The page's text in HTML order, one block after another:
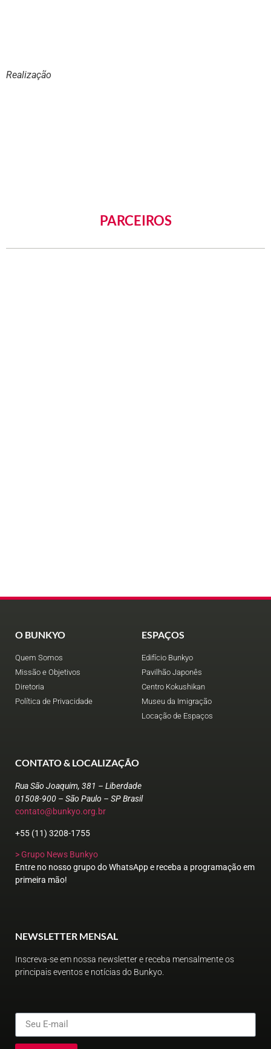
Realização
PARCEIROS
O BUNKYO
Quem Somos
Missão e Objetivos
Diretoria
Política de Privacidade
ESPAÇOS
Edifício Bunkyo
Pavilhão Japonês
Centro Kokushikan
Museu da Imigração
Locação de Espaços
CONTATO & LOCALIZAÇÃO
Rua São Joaquim, 381 – Liberdade
01508-900 – São Paulo – SP Brasil
contato@bunkyo.org.br
+55 (11) 3208-1755
> Grupo News Bunkyo
Entre no nosso grupo do WhatsApp e receba a programação em
primeira mão!
NEWSLETTER MENSAL
Inscreva-se em nossa newsletter e receba mensalmente os
principais eventos e notícias do Bunkyo.